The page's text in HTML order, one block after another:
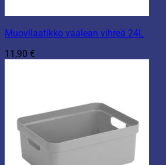
Muovilaatikko vaalean vihreä 24L
11,90 €